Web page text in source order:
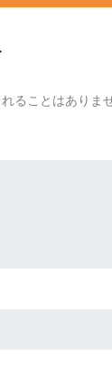
ることはありませ